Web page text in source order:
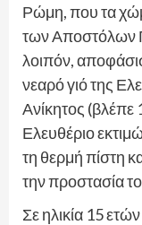
Ρώμη, που τα
των Αποστόλων
λοιπόν,
νεαρό γιό της
Ανίκητος (βλέπε
Ελευθέριο
τη θερμή πίστη
την προστασία
Σε ηλικία 15